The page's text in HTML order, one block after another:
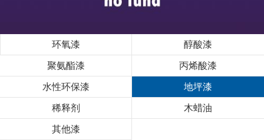
环氧漆 醇酸漆
聚氨酯漆 丙烯酸漆
水性环保漆 地坪漆
稀释剂 木蜡油
其他漆